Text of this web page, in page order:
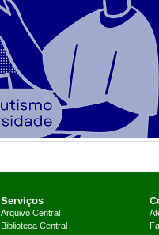
Serviços
Arquivo Central
Biblioteca Central